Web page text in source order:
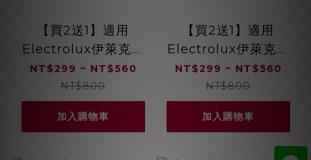
【買2送1】適用
Electrolux伊萊克斯
ZB33 ZB34 ZB35 完
美管家無線吸塵器 集
塵濾芯濾網配件贈清潔
刷 綠綠好日
NT$299 ~ NT$560
NT$800
加入購物車
【買2送1】適用
Electrolux伊萊克斯
ZB30 ZB31 ZB32 完
美管家無線吸塵器 集
塵濾芯濾網配件贈清潔
刷 綠綠好日
NT$299 ~ NT$560
NT$800
加入購物車